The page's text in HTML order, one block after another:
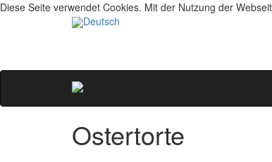
Diese Seite verwendet Cookies. Mit der Nutzung der
Deutsch
Ostertorte